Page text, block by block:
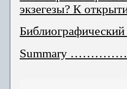
экзегезы? К
Библиографический
Summary